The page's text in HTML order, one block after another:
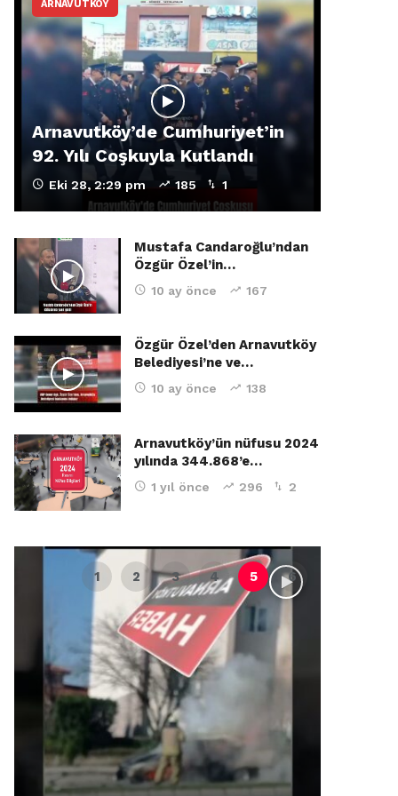
ARNAVUTKÖY
Arnavutköy’de Cumhuriyet’in
92. Yılı Coşkuyla Kutlandı
Eki 28, 2:29 pm 185 1
Mustafa Candaroğlu’ndan
Özgür Özel’in…
10 ay önce 167
Özgür Özel’den Arnavutköy
Belediyesi’ne ve…
10 ay önce 138
Arnavutköy’ün nüfusu 2024
yılında 344.868’e…
1 yıl önce 296 2